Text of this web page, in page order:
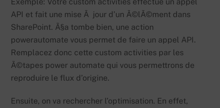
API et fait une mise Ã jour d’un Ã©lÃ©ment dans
SharePoint. Ã§a tombe bien, une action
powerautomate vous permet de faire un appel API.
Remplacez donc cette custom activities par les
Ã©tapes power automate qui vous permettrons de
reproduire le flux d’origine.
Ensuite, on va rechercher l’optimisation. En effet,